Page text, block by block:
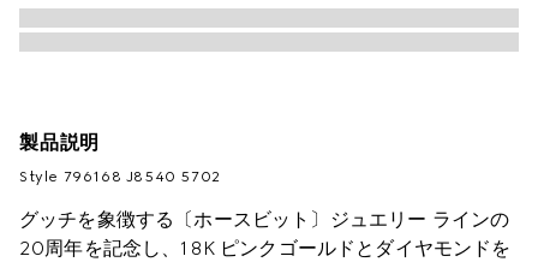
製品説明
Style ‎796168 J8540 5702
グッチを象徴する〔ホースビット〕ジュエリー ラインの
20周年を記念し、18K ピンクゴールドとダイヤモンドを